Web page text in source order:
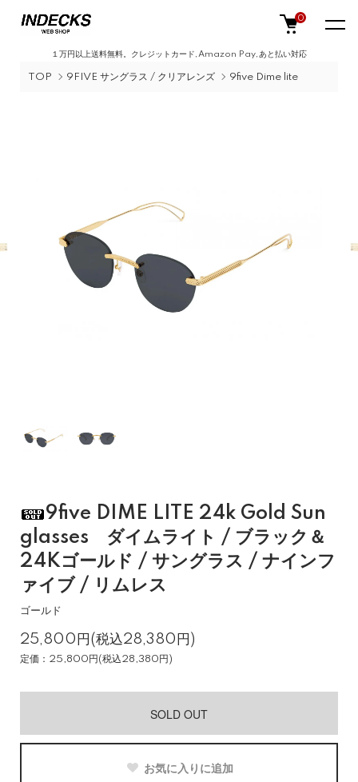
１万円以上送料無料。クレジットカード,Amazon Pay,あと払い対応
0
TOP 9FIVE サングラス / クリアレンズ 9five Dime lite
9five DIME LITE 24k Gold Sun
glasses ダイムライト / ブラック＆
24Kゴールド / サングラス / ナインフ
ァイブ / リムレス
ゴールド
25,800円(税込28,380円)
定価：25,800円(税込28,380円)
SOLD OUT
お気に入りに追加